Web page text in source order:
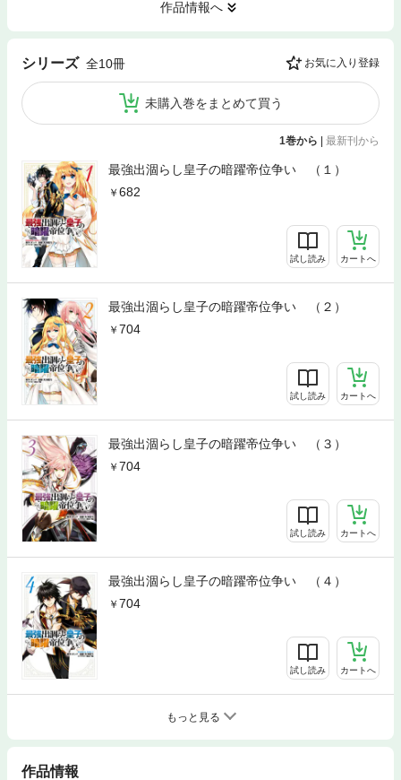
作品情報へ
シリーズ 全10冊 お気に入り登録
未購入巻をまとめて買う
1巻から | 最新刊から
最強出涸らし皇子の暗躍帝位争い （１）
682
試し読み カートへ
最強出涸らし皇子の暗躍帝位争い （２）
704
試し読み カートへ
最強出涸らし皇子の暗躍帝位争い （３）
704
試し読み カートへ
最強出涸らし皇子の暗躍帝位争い （４）
704
試し読み カートへ
もっと見る
作品情報